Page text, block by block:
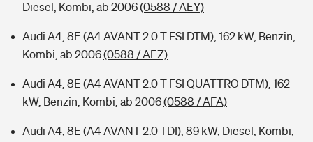
Diesel, Kombi, ab 2006(0588 / AEY)
Audi A4, 8E (A4 AVANT 2.0 T FSI DTM), 162 kW, Benzin,
Kombi, ab 2006(0588 / AEZ)
Audi A4, 8E (A4 AVANT 2.0 T FSI QUATTRO DTM), 162
kW, Benzin, Kombi, ab 2006(0588 / AFA)
Audi A4, 8E (A4 AVANT 2.0 TDI), 89 kW, Diesel, Kombi,